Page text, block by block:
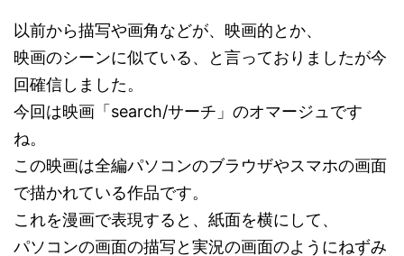
以前から描写や画角などが、映画的とか、
映画のシーンに似ている、と言っておりましたが今
回確信しました。
今回は映画「search/サーチ」のオマージュです
ね。
この映画は全編パソコンのブラウザやスマホの画面
で描かれている作品です。
これを漫画で表現すると、紙面を横にして、
パソコンの画面の描写と実況の画面のようにねずみ